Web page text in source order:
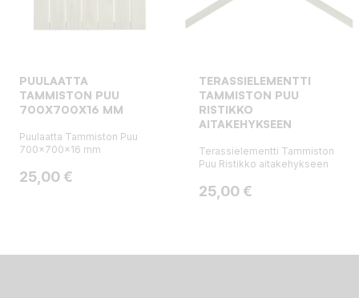
PUULAATTA
TAMMISTON PUU
700X700X16 MM
Puulaatta Tammiston Puu
700x700x16 mm
Hinta
25,00 €
TERASSIELEMENTTI
TAMMISTON PUU
RISTIKKO
AITAKEHYKSEEN
Terassielementti Tammiston
Puu Ristikko aitakehykseen
Hinta
25,00 €